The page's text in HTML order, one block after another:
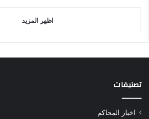
اظهر المزيد
تصنيفات
اخبار المحاكم